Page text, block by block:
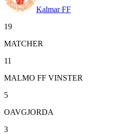
Kalmar FF
19
MATCHER
11
MALMO FF VINSTER
5
OAVGJORDA
3